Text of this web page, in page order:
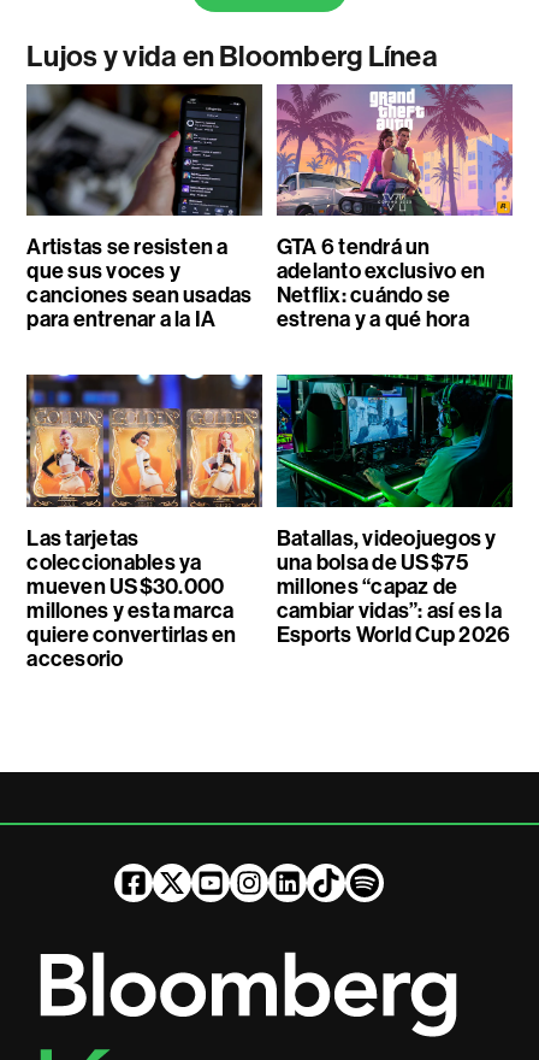
Lujos y vida en Bloomberg Línea
Artistas se resisten a
que sus voces y
canciones sean usadas
para entrenar a la IA
GTA 6 tendrá un
adelanto exclusivo en
Netflix: cuándo se
estrena y a qué hora
Las tarjetas
coleccionables ya
mueven US$30.000
millones y esta marca
quiere convertirlas en
accesorio
Batallas, videojuegos y
una bolsa de US$75
millones “capaz de
cambiar vidas”: así es la
Esports World Cup 2026